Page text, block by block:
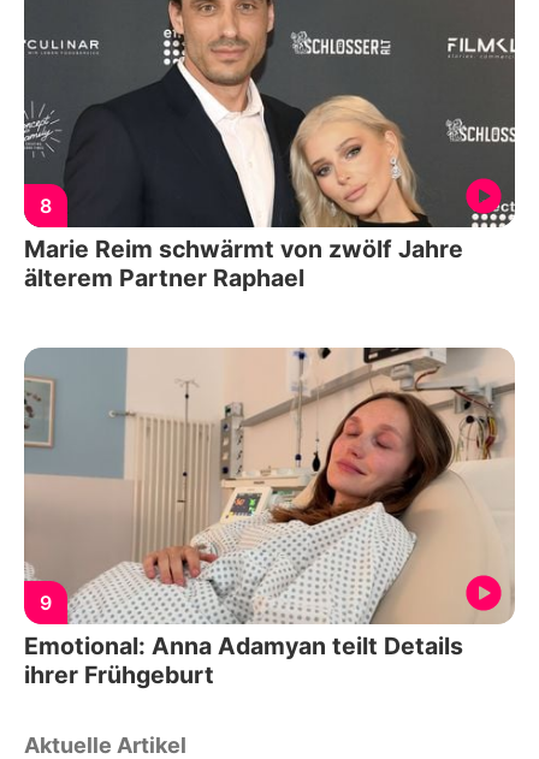
8
Marie Reim schwärmt von zwölf Jahre
älterem Partner Raphael
9
Emotional: Anna Adamyan teilt Details
ihrer Frühgeburt
Aktuelle Artikel